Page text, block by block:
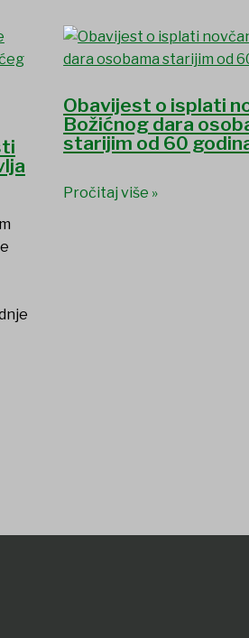
Obavijest o isplati
Božićnog dara
starijim od 60
Pročitaj više »